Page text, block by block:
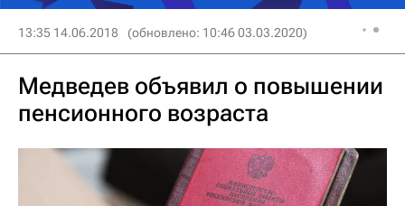
13:35 14.06.2018 (обновлено: 10:46 03.03.2020)
Медведев объявил о повышении
пенсионного возраста